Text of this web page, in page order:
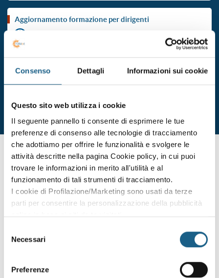
Consenso Dettagli Informazioni sui cookie
Questo sito web utilizza i cookie
Il seguente pannello ti consente di esprimere le tue
preferenze di consenso alle tecnologie di tracciamento
che adottiamo per offrire le funzionalità e svolgere le
attività descritte nella pagina Cookie policy, in cui puoi
trovare le informazioni in merito all'utilità e al
funzionamento di tali strumenti di tracciamento.
I cookie di Profilazione/Marketing sono usati da terze
parti per consentire la personalizzazione della pubblicità
online in base ai siti da te visitati.
qualsiasi momento. Consulta anche la nostra Privacy
delNecessari
Preferenze
aggiornamento formazione per dirigenti
DATE E ORARI
non hai trovato ciò che ti interessa? sei interessato
ad altre date o sedi?
Lascia i tuoi dati e ti contatteremo per segnalarti le nuove
edizioni dei corsi.
AZIENDA PRIVATO